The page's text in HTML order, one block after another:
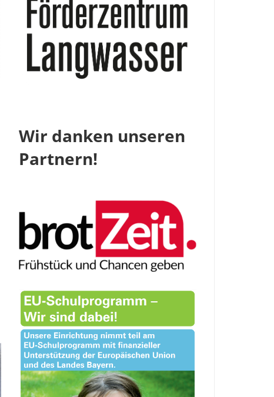
Wir danken unseren
Partnern!